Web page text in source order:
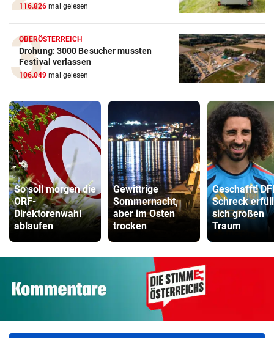
116.826 mal gelesen
OBERÖSTERREICH
Drohung: 3000 Besucher mussten
Festival verlassen
106.049 mal gelesen
So soll morgen die
ORF-
Direktorenwahl
ablaufen
Gewittrige
Sommernacht,
aber im Osten
trocken
Geschafft!
Schreck
sich großen
Traum